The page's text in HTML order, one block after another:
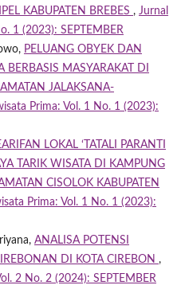
KABUPATEN BREBES , Jurnal
1 (2023): SEPTEMBER
PELUANG OBYEK DAN
BERBASIS MASYARAKAT DI
JALAKSANA-
Prima: Vol. 1 No. 1 (2023):
LOKAL ‘TATALI PARANTI
TARIK WISATA DI KAMPUNG
CISOLOK KABUPATEN
Prima: Vol. 1 No. 1 (2023):
ANALISA POTENSI
DI KOTA CIREBON ,
2 No. 2 (2024): SEPTEMBER